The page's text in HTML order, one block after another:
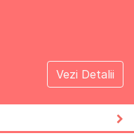
Vezi Detalii